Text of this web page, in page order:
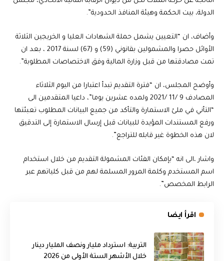
الدولة، بيت الحكمة وهيئة المنافذ الحدودية”.
وأضاف، ان “التعيين يشمل حملة الشهادات العليا و الخريجين الثلاثة
الأوائل حصرا والمشمولين بقانوني (59) و (67) لسنة 2017 ، بعد ان
تمت مصادقتها من قبل وزارة المالية وفق الاختصاصات المطلوبة”.
وأوضح المجلس، ان “فترة التقديم تبدأ اعتبارا من اليوم الثلاثاء
المصادف 9 /11 /2021 ولمده عشرين يوما”، داعيا المتقدمين الى
“التأني في ملئ الاستمارة والتأكد من جميع البيانات المطلوب تعبئتها
ورفع المستندات المؤيدة للبيانات قبل إرسال الاستمارة إلى التدقيق
لان هذه الخطوة غير قابله للتراجع”.
واشار ،الى انه “بإمكان الفئات المشمولة التقديم من خلال استخدام
اسم المستخدم وكلمة المرور المسلمة لهم من قبل كلياتهم عبر
الرابط المخصص”.
اقرأ ايضا
التربية: استرداد مليار ونصف المليار دينار
خلال الأشهر الستة الأولى من 2026